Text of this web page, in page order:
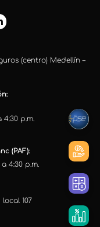
(centro) Medellín –
4:30 p.m.
(PAF):
4:30 p.m.
107